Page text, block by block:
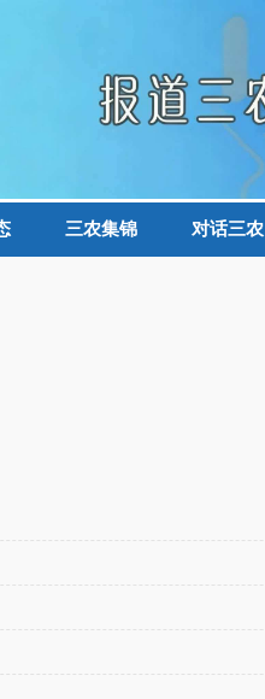
三农集锦 对话三农